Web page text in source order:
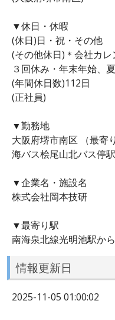
▼休日・休暇
(休日)日・祝・その他
(その他休日)＊会社カ
３回休み・年末年始、
(年間休日数)112日
(正社員)
▼勤務地
大阪府堺市南区 （最寄
海バス桧尾山北バス停
▼企業名・施設名
株式会社岡本技研
▼最寄り駅
南海泉北線光明池駅か
情報更新日
2025-11-05 01:00:02